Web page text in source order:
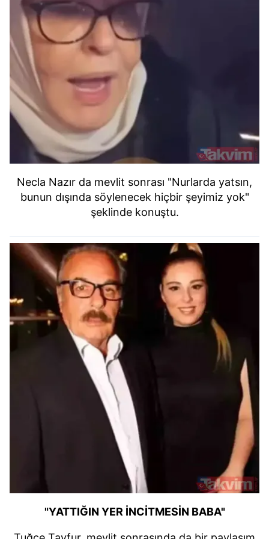
6698 sayılı Kişisel Verilerin Korunması Kanunu uyarınca
hazırlanmış Aydınlatma Metnimizi okumak ve sitemizde
ilgili mevzuata uygun olarak kullanılan çerezlerle ilgili bilgi
almak için lütfentıklayınız
Necla Nazır da mevlit sonrası "Nurlarda yatsın,
bunun dışında söylenecek hiçbir şeyimiz yok"
şeklinde konuştu.
"YATTIĞIN YER İNCİTMESİN BABA"